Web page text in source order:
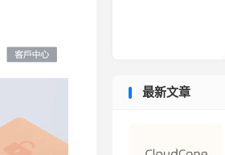
最新文章